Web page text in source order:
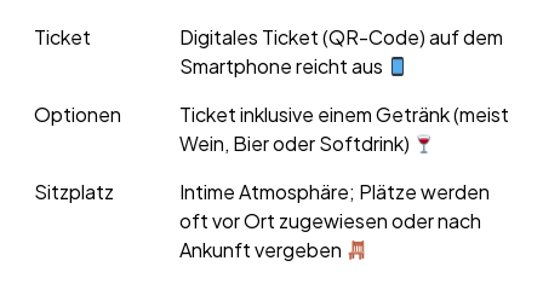
Ticket
Digitales Ticket (QR-Code) auf dem
Smartphone reicht aus
Optionen
Ticket inklusive einem Getränk (meist
Wein, Bier oder Softdrink)
Sitzplatz
Intime Atmosphäre; Plätze werden
oft vor Ort zugewiesen oder nach
Ankunft vergeben